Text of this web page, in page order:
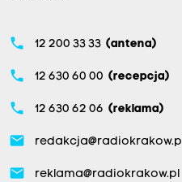
phone 12 200 33 33 (antena)
phone 12 630 60 00 (recepcja)
phone 12 630 62 06 (reklama)
email redakcja@radiokrakow.pl
email reklama@radiokrakow.pl